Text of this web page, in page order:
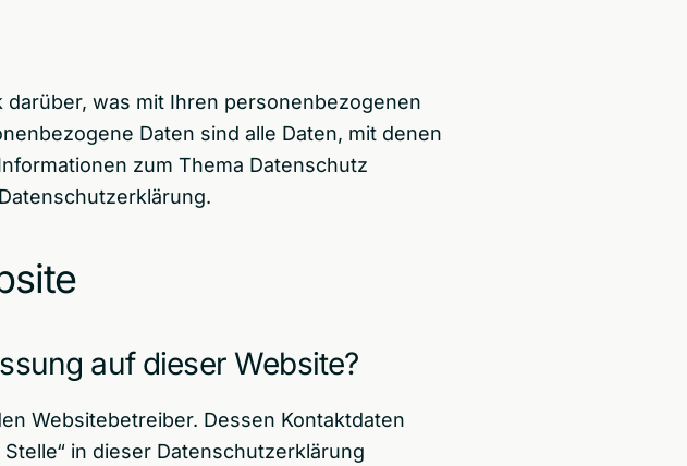
was mit Ihren personenbezogenen
Daten sind alle Daten, mit denen
zum Thema Datenschutz
auf dieser Website?
Websitebetreiber. Dessen Kontaktdaten
in dieser Datenschutzerklärung